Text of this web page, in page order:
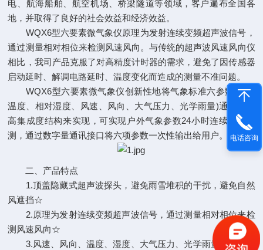
电、航海船舶、航空机场、桥梁隧道等领域，客户遍布全国各
地，并取得了良好的社会效益和经济效益。
WQX6型六要素微气象仪原理为发射连续变频超声波信号，
通过测量相对相位来检测风速风向。与传统的超声波风速风向仪
相比，我司产品克服了对高精度计时器的需求，避免了因传感器
启动延时、解调电路延时、温度变化而造成的测量不准问题。
WQX6型六要素微气象仪创新性地将气象标准六参数(环境
温度、相对湿度、风速、风向、大气压力、光学雨量)通过一个
高集成度结构来实现，可实现户外气象参数24小时连续在线监
测，通过数字量通讯接口将六项参数一次性输出给用户。
二、产品特点
1.顶盖隐藏式超声波探头，避免雨雪堆积的干扰，避免自然
风遮挡☆
2.原理为发射连续变频超声波信号，通过测量相对相位来检
测风速风向☆
3.风速、风向、温度、湿度、大气压力、光学雨量六要素一
电话咨询